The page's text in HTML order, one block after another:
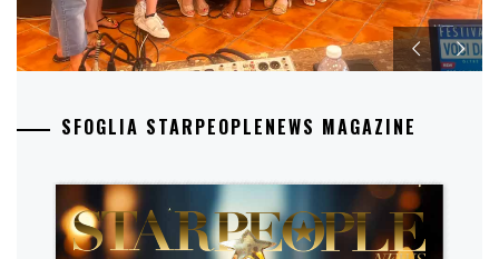
SFOGLIA STARPEOPLENEWS MAGAZINE